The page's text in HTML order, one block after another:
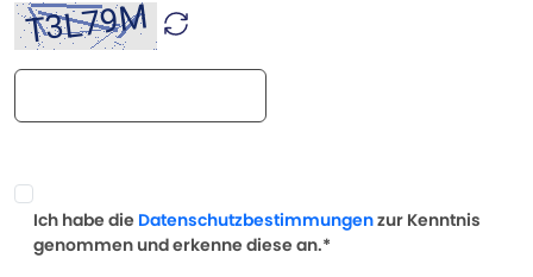
Ich habe die Datenschutzbestimmungenzur Kenntnis
genommen und erkenne diese an.*